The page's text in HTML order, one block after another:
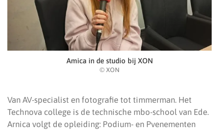
Amica in de studio bij XON
© XON
Van AV-specialist en fotografie tot timmerman. Het
Technova college is de technische mbo-school van Ede.
Arnica volgt de opleiding: Podium- en Pvenementen